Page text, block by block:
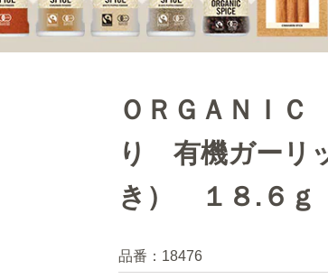
ＯＲＧＡＮＩ
り 有機ガーリ
き） １８.６ｇ
品番： 18476